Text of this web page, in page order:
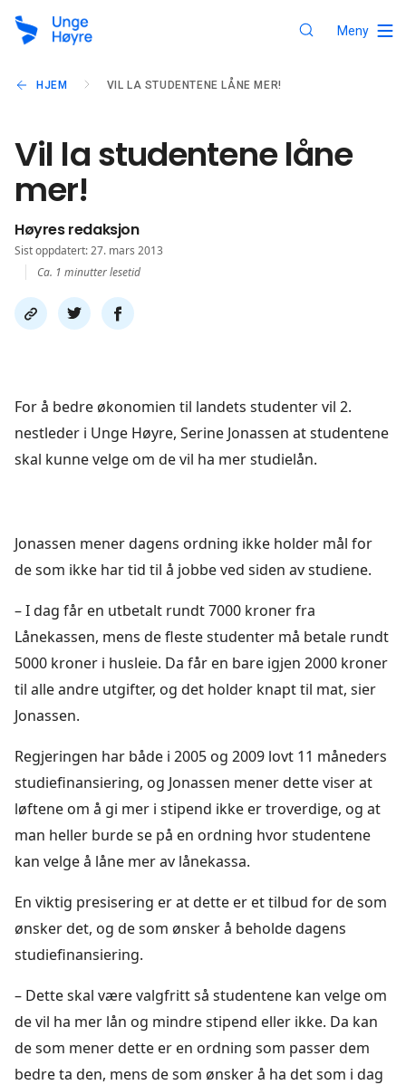
Meny
HJEM VIL LA STUDENTENE LÅNE MER!
Vil la studentene låne
mer!
Høyres redaksjon
Sist oppdatert: 27. mars 2013
Ca. 1 minutter lesetid
Del
link
Del
på
Del
på
For å bedre økonomien til landets studenter vil 2.
nestleder i Unge Høyre, Serine Jonassen at studentene
skal kunne velge om de vil ha mer studielån.
Jonassen mener dagens ordning ikke holder mål for
de som ikke har tid til å jobbe ved siden av studiene.
– I dag får en utbetalt rundt 7000 kroner fra
Lånekassen, mens de fleste studenter må betale rundt
5000 kroner i husleie. Da får en bare igjen 2000 kroner
til alle andre utgifter, og det holder knapt til mat, sier
Jonassen.
Regjeringen har både i 2005 og 2009 lovt 11 måneders
studiefinansiering, og Jonassen mener dette viser at
løftene om å gi mer i stipend ikke er troverdige, og at
man heller burde se på en ordning hvor studentene
kan velge å låne mer av lånekassa.
En viktig presisering er at dette er et tilbud for de som
ønsker det, og de som ønsker å beholde dagens
studiefinansiering.
– Dette skal være valgfritt så studentene kan velge om
de vil ha mer lån og mindre stipend eller ikke. Da kan
de som mener dette er en ordning som passer dem
bedre ta den, mens de som ønsker å ha det som i dag